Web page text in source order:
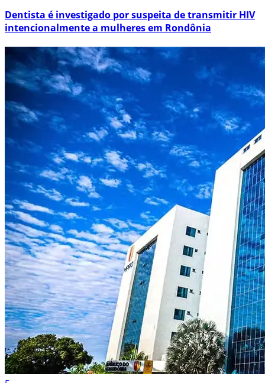
Dentista é investigado por suspeita de transmitir HIV
intencionalmente a mulheres em Rondônia